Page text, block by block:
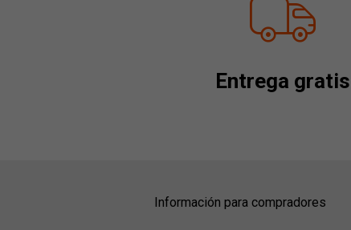
Entrega gratis
Información para compradores